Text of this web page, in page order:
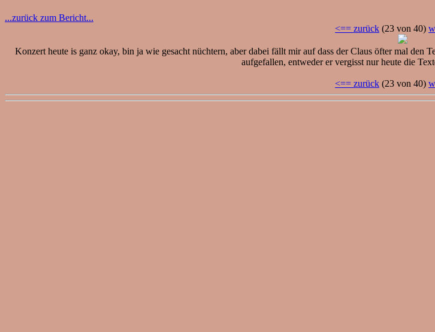
...zurück zum Bericht...
<== zurück (23 von 40)
Konzert heute is ganz okay, bin ja wie gesacht nüchtern, aber dabei fällt mir auf dass der Claus öfter mal
aufgefallen, entweder er vergisst nur heute die
<== zurück (23 von 40)